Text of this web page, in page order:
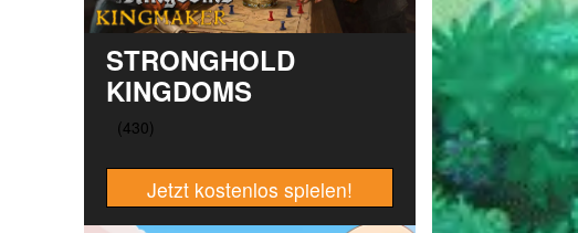
STRONGHOLD
KINGDOMS
Jetzt kostenlos spielen!